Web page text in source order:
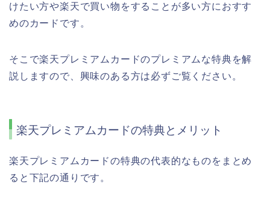
けたい方や楽天で買い物をすることが多い方におすす
めのカードです。
そこで楽天プレミアムカードのプレミアムな特典を解
説しますので、興味のある方は必ずご覧ください。
楽天プレミアムカードの特典とメリット
楽天プレミアムカードの特典の代表的なものをまとめ
ると下記の通りです。